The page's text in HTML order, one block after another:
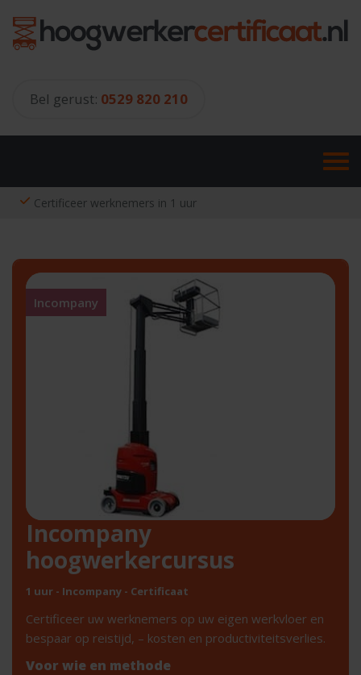
content
Bel gerust: 0529 820 210
Certificeer werknemers in 1 uur
Incompany
hoogwerkercursus
1 uur - Incompany - Certificaat
Certificeer uw werknemers op uw eigen werkvloer en
bespaar op reistijd, – kosten en productiviteitsverlies.
Voor wie en methode
Incompany